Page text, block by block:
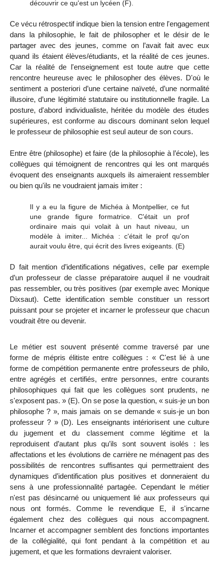
découvrir ce qu'est un lycéen (F).
Ce vécu rétrospectif indique bien la tension entre l'engagement
dans la philosophie, le fait de philosopher et le désir de le
partager avec des jeunes, comme on l’avait fait avec eux
quand ils étaient élèves/étudiants, et la réalité de ces jeunes.
Car la réalité de l'enseignement est toute autre que cette
rencontre heureuse avec le philosopher des élèves. D'où le
sentiment a posteriori d’une certaine naïveté, d’une normalité
illusoire, d’une légitimité statutaire ou institutionnelle fragile. La
posture, d'abord individualiste, héritée du modèle des études
supérieures, est conforme au discours dominant selon lequel
le professeur de philosophie est seul auteur de son cours.
Entre être (philosophe) et faire (de la philosophie à l’école), les
collègues qui témoignent de rencontres qui les ont marqués
évoquent des enseignants auxquels ils aimeraient ressembler
ou bien qu'ils ne voudraient jamais imiter :
Il y a eu la figure de Michéa à Montpellier, ce fut
une grande figure formatrice. C'était un prof
ordinaire mais qui volait à un haut niveau, un
modèle à imiter... Michéa : c'était le prof qu'on
aurait voulu être, qui écrit des livres exigeants. (E)
D fait mention d’identifications négatives, celle par exemple
d’un professeur de classe préparatoire auquel il ne voudrait
pas ressembler, ou très positives (par exemple avec Monique
Dixsaut). Cette identification semble constituer un ressort
puissant pour se projeter et incarner le professeur que chacun
voudrait être ou devenir.
Le métier est souvent présenté comme traversé par une
forme de mépris élitiste entre collègues : « C'est lié à une
forme de compétition permanente entre professeurs de philo,
entre agrégés et certifiés, entre personnes, entre courants
philosophiques qui fait que les collègues sont prudents, ne
s'exposent pas. » (E). On se pose la question, « suis-je un bon
philosophe ? », mais jamais on se demande « suis-je un bon
professeur ? » (D). Les enseignants intériorisent une culture
du jugement et du classement comme légitime et la
reproduisent d’autant plus qu’ils sont souvent isolés : les
affectations et les évolutions de carrière ne ménagent pas des
possibilités de rencontres suffisantes qui permettraient des
dynamiques d’identification plus positives et donneraient du
sens à une professionnalité partagée. Cependant le métier
n'est pas désincarné ou uniquement lié aux professeurs qui
nous ont formés. Comme le revendique E, il s'incarne
également chez des collègues qui nous accompagnent.
Incarner et accompagner semblent des fonctions importantes
de la collégialité, qui font pendant à la compétition et au
jugement, et que les formations devraient valoriser.